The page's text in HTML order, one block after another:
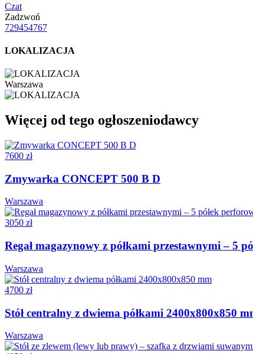
Czat
Zadzwoń
729454767
LOKALIZACJA
Warszawa
Więcej od tego ogłoszeniodawcy
7600 zł
Zmywarka CONCEPT 500 B D
Warszawa
3050 zł
Regał magazynowy z półkami przestawnymi – 5
Warszawa
4700 zł
Stół centralny z dwiema półkami 2400x800x850
Warszawa